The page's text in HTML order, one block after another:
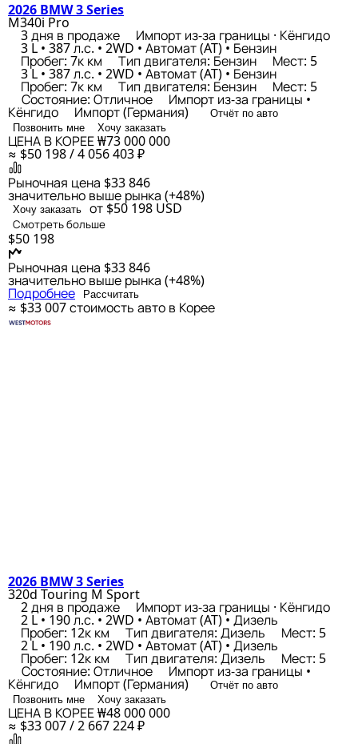
2026 BMW 3 Series
M340i Pro
3 дня в продаже Импорт из-за границы · Кёнгидо
3 L • 387 л.с. • 2WD • Автомат (AT) • Бензин
Пробег: 7к км Тип двигателя: Бензин Мест: 5
3 L • 387 л.с. • 2WD • Автомат (AT) • Бензин
Пробег: 7к км Тип двигателя: Бензин Мест: 5
Состояние: Отличное Импорт из-за границы •
Кёнгидо Импорт (Германия)
Отчёт по авто
Позвонить мне
Хочу заказать
ЦЕНА В КОРЕЕ₩73 000 000
≈ $50 198 / 4 056 403 ₽
Рыночная цена $33 846
значительно выше рынка (+48%)
Хочу заказать от $50 198 USD
Смотреть больше
$50 198
Рыночная цена $33 846
значительно выше рынка (+48%)
Подробнее Рассчитать
≈ $33 007стоимость авто в Корее
2026 BMW 3 Series
320d Touring M Sport
2 дня в продаже Импорт из-за границы · Кёнгидо
2 L • 190 л.с. • 2WD • Автомат (AT) • Дизель
Пробег: 12к км Тип двигателя: Дизель Мест: 5
2 L • 190 л.с. • 2WD • Автомат (AT) • Дизель
Пробег: 12к км Тип двигателя: Дизель Мест: 5
Состояние: Отличное Импорт из-за границы •
Кёнгидо Импорт (Германия)
Отчёт по авто
Позвонить мне
Хочу заказать
ЦЕНА В КОРЕЕ₩48 000 000
≈ $33 007 / 2 667 224 ₽